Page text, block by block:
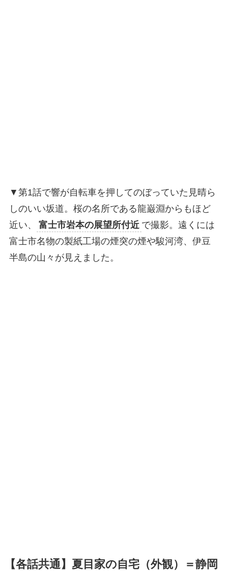
▼第1話で響が自転車を押してのぼっていた見晴ら
しのいい坂道。桜の名所である龍巌淵からもほど
近い、
富士市岩本の展望所付近 で撮影。遠くには
富士市名物の製紙工場の煙突の煙や駿河湾、伊豆
半島の山々が見えました。
【各話共通】夏目家の自宅（外観）＝静岡